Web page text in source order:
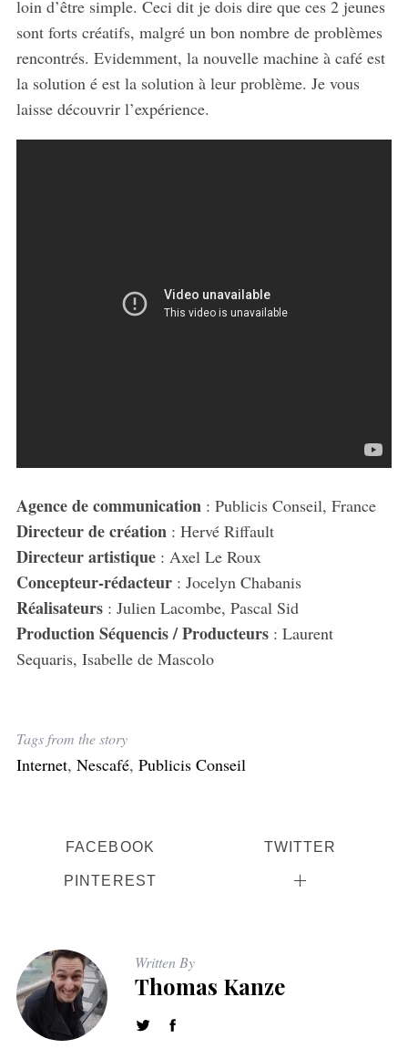
loin d’être simple. Ceci dit je dois dire que ces 2 jeunes
sont forts créatifs, malgré un bon nombre de problèmes
rencontrés. Evidemment, la nouvelle machine à café est
la solution é est la solution à leur problème. Je vous
laisse découvrir l’expérience.
Agence de communication: Publicis Conseil, France
Directeur de création: Hervé Riffault
Directeur artistique: Axel Le Roux
Concepteur-rédacteur: Jocelyn Chabanis
Réalisateurs: Julien Lacombe, Pascal Sid
Production Séquencis / Producteurs: Laurent
Sequaris, Isabelle de Mascolo
Tags from the story
Internet, Nescafé, Publicis Conseil
FACEBOOK TWITTER
PINTEREST
Written By
Thomas Kanze